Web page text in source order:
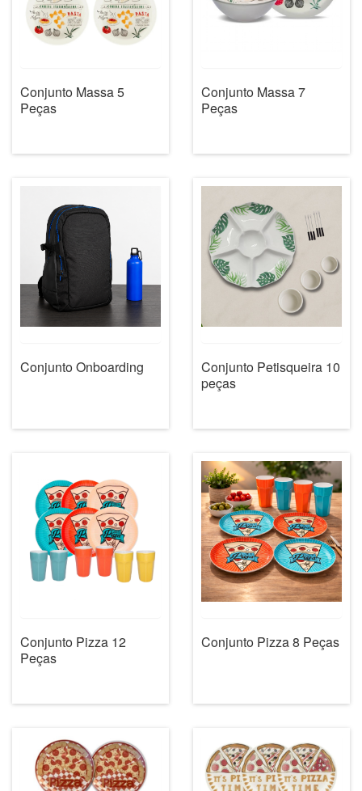
Conjunto Massa 5
Peças
Conjunto Massa 7
Peças
Conjunto Onboarding
Conjunto Petisqueira 10
peças
Conjunto Pizza 12
Peças
Conjunto Pizza 8 Peças